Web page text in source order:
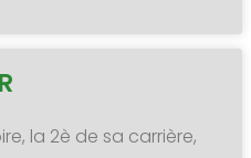
la 2è de sa carrière,